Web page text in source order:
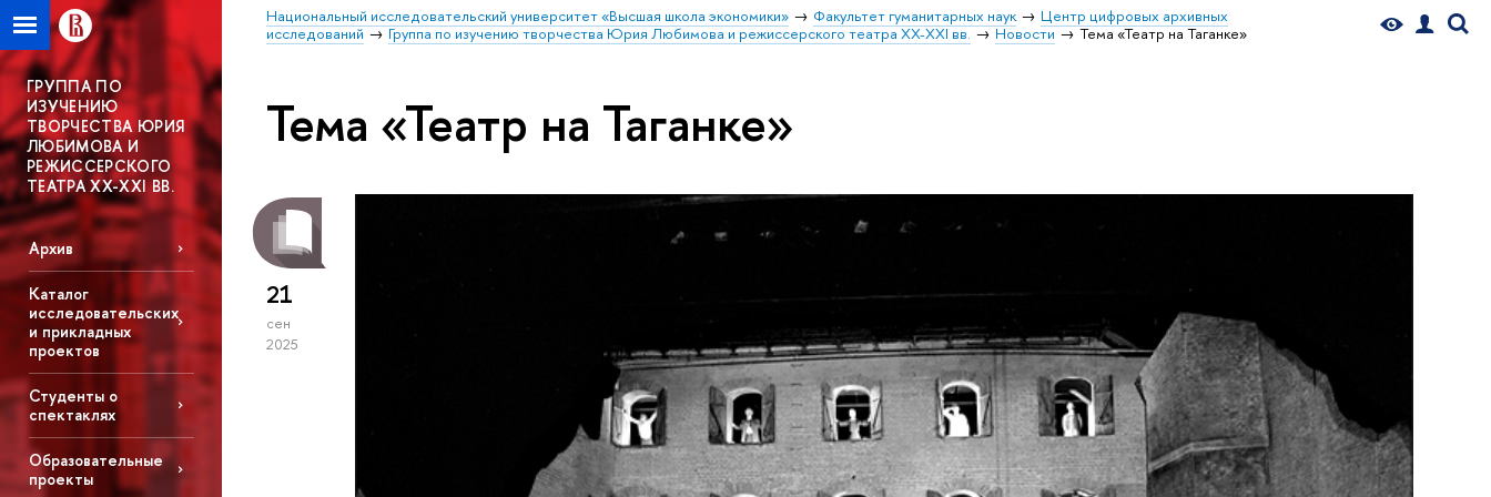
Национальный исследовательский университет «Высшая школа экономики» Факультет гуманитарных наук
Центр цифровых архивных
исследований
Группа по изучению творчества Юрия Любимова и режиссерского театра XX-XXI вв. Новости Тема «Театр на Таганке»
ГРУППА ПО
ИЗУЧЕНИЮ
ТВОРЧЕСТВА ЮРИЯ
ЛЮБИМОВА И
РЕЖИССЕРСКОГО
ТЕАТРА XX-XXI ВВ.
Архив
Каталог
исследовательских
и прикладных
проектов
Студенты о
спектаклях
Образовательные
проекты
Тема «Театр на Таганке»
21
сен
2025